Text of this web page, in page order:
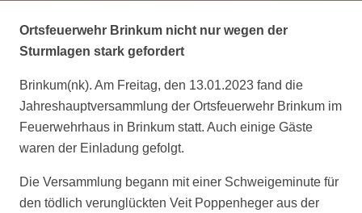
Ortsfeuerwehr Brinkum nicht nur wegen der
Sturmlagen stark gefordert
Brinkum(nk). Am Freitag, den 13.01.2023 fand die
Jahreshauptversammlung der Ortsfeuerwehr Brinkum im
Feuerwehrhaus in Brinkum statt. Auch einige Gäste
waren der Einladung gefolgt.
Die Versammlung begann mit einer Schweigeminute für
den tödlich verunglückten Veit Poppenheger aus der